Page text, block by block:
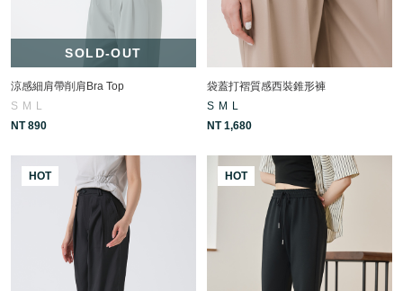
SOLD-OUT
涼感細肩帶削肩Bra Top
S M L
NT 890
袋蓋打褶質感西裝錐形褲
S M L
NT 1,680
HOT HOT